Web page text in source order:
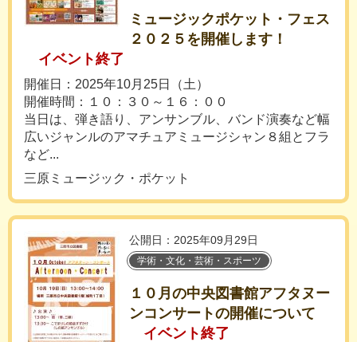
ミュージックポケット・フェス
２０２５を開催します！
イベント終了
開催日：2025年10月25日（土）
開催時間：１０：３０～１６：００
当日は、弾き語り、アンサンブル、バンド演奏など幅
広いジャンルのアマチュアミュージシャン８組とフラ
など...
三原ミュージック・ポケット
公開日：2025年09月29日
学術・文化・芸術・スポーツ
１０月の中央図書館アフタヌー
ンコンサートの開催について
イベント終了